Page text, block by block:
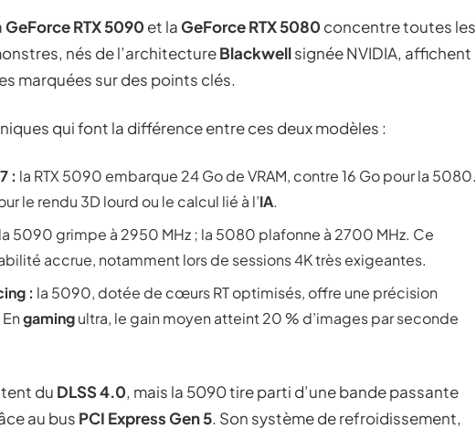
GeForce RTX 5090 et laGeForce RTX 5080 concentre toutes les
nés de l’architectureBlackwellsignée NVIDIA, affichent
marquées sur des points clés.
qui font la différence entre ces deux modèles :
: la RTX 5090 embarque 24 Go de VRAM, contre 16 Go pour la 5080.
le rendu 3D lourd ou le calcul lié à l’IA.
la 5090 grimpe à 2950 MHz ; la 5080 plafonne à 2700 MHz. Ce
accrue, notamment lors de sessions 4K très exigeantes.
: la 5090, dotée de cœurs RT optimisés, offre une précision
gamingultra, le gain moyen atteint 20 % d’images par seconde
du DLSS 4.0, mais la 5090 tire parti d’une bande passante
au bus PCI Express Gen 5. Son système de refroidissement,